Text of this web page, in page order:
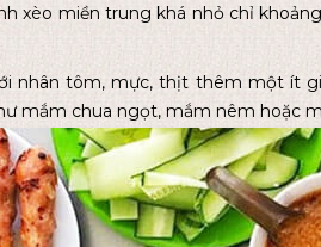
xèo miền trung khá nhỏ chỉ
nhân tôm, mực, thịt thêm một ít
mắm chua ngọt, mắm nêm hoặc